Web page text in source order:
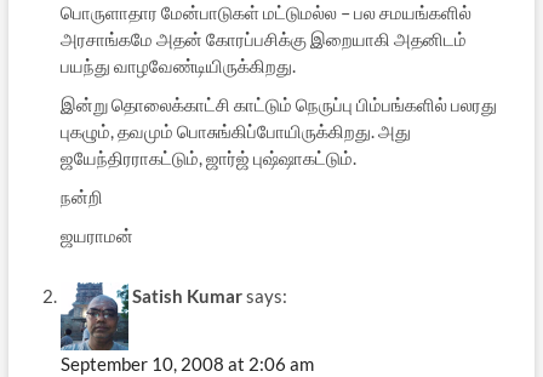
பொருளாதார மேன்பாடுகள் மட்டுமல்ல – பல சமயங்களில்
அரசாங்கமே அதன் கோரப்பசிக்கு இறையாகி அதனிடம்
பயந்து வாழவேண்டியிருக்கிறது.
இன்று தொலைக்காட்சி காட்டும் நெருப்பு பிம்பங்களில் பலரது
புகழும், தவமும் பொசுங்கிப்போயிருக்கிறது. அது
ஜயேந்திரராகட்டும், ஜார்ஜ் புஷ்ஷாகட்டும்.
நன்றி
ஜயராமன்
Satish Kumarsays:
September 10, 2008 at 2:06 am